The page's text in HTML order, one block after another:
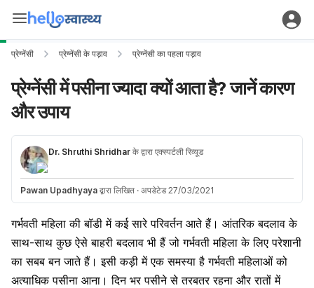
प्रेग्नेंसी प्रेग्नेंसी के पड़ाव प्रेग्नेंसी का पहला पड़ाव
प्रेग्नेंसी में पसीना ज्यादा क्यों आता है? जानें कारण
और उपाय
Dr. Shruthi Shridhar के द्वारा एक्स्पर्टली रिव्यूड
Pawan Upadhyaya द्वारा लिखित · अपडेटेड 27/03/2021
गर्भवती महिला की बॉडी में कई सारे परिवर्तन आते हैं। आंतरिक बदलाव के
साथ-साथ कुछ ऐसे बाहरी बदलाव भी हैं जो गर्भवती महिला के लिए परेशानी
का सबब बन जाते हैं। इसी कड़ी में एक समस्या हैगर्भवती महिलाओंको
अत्याधिक पसीना आना। दिन भर पसीने से तरबतर रहना और रातों में